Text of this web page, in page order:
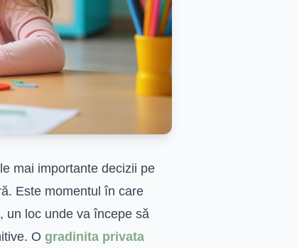
mai importante decizii pe
Este momentul în care
un loc unde va începe să
O gradinita privata